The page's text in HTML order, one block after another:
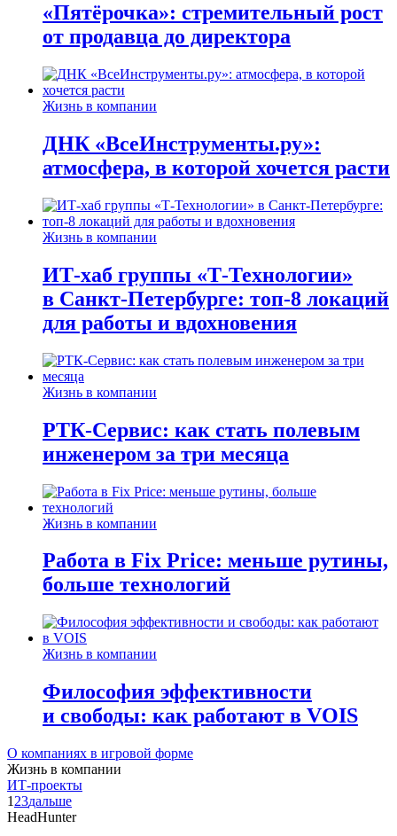
«Пятёрочка»: стремительный рост
от продавца до директора
Жизнь в компании
ДНК «ВсеИнструменты.ру»:
атмосфера, в которой хочется расти
Жизнь в компании
ИТ-хаб группы «Т-Технологии»
в Санкт-Петербурге: топ-8 локаций
для работы и вдохновения
Жизнь в компании
РТК-Сервис: как стать полевым
инженером за три месяца
Жизнь в компании
Работа в Fix Price: меньше рутины,
больше технологий
Жизнь в компании
Философия эффективности
и свободы: как работают в VOIS
О компаниях в игровой форме
Жизнь в компании
ИТ-проекты
1 23дальше
HeadHunter